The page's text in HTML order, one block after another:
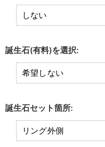
誕生石(有料)を選択:
誕生石セット箇所: